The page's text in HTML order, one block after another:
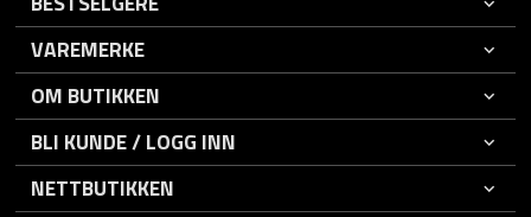
VAREMERKE
OM BUTIKKEN
BLI KUNDE / LOGG INN
NETTBUTIKKEN